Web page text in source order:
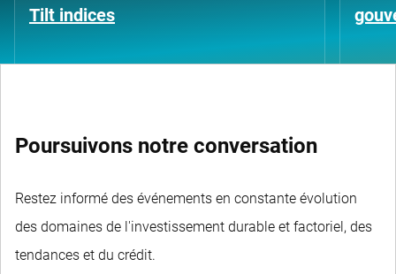
Tilt indices
Poursuivons notre conversation
Restez informé des événements en constante évolution
des domaines de l'investissement durable et factoriel, des
tendances et du crédit.